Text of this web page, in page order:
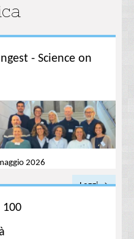
- Science on
2026
Leggi →